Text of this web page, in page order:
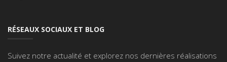
RÉSEAUX SOCIAUX ET BLOG
Suivez notre actualité et explorez nos dernières réalisations